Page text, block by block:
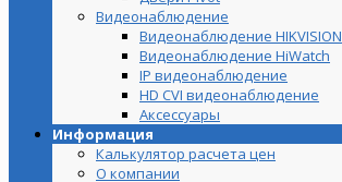
Видеонаблюдение
Видеонаблюдение HIKVISION
Видеонаблюдение HiWatch
IP видеонаблюдение
HD CVI видеонаблюдение
Аксессуары
Информация
Калькулятор расчета цен
О компании